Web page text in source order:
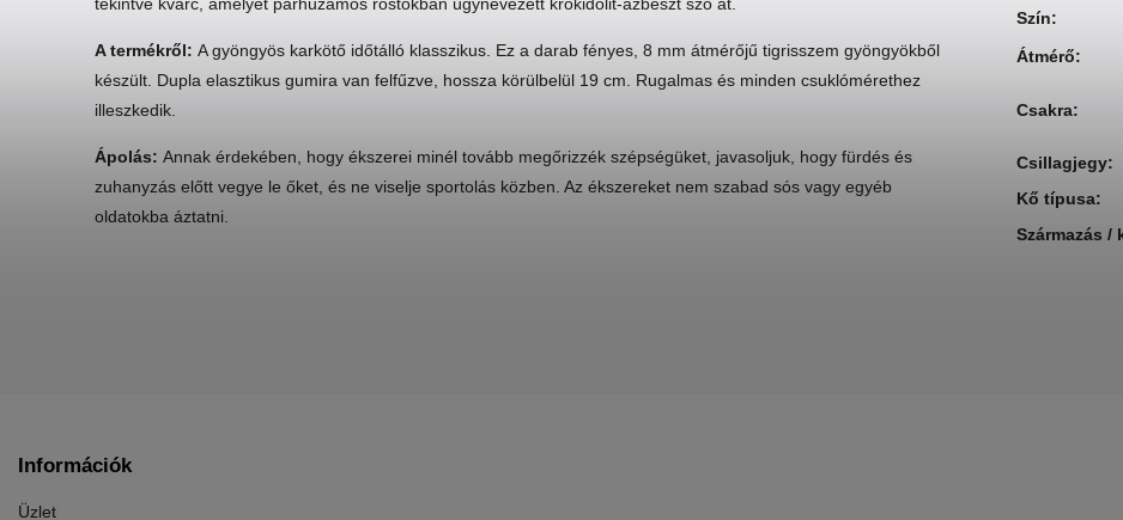
A termékről: A gyöngyös karkötő időtálló klasszikus. Ez a darab fényes, 8 mm átmérőjű tigrisszem gyöngyökből
készült. Dupla elasztikus gumira van felfűzve, hossza körülbelül 19 cm. Rugalmas és minden csuklómérethez
illeszkedik.
Ápolás: Annak érdekében, hogy ékszerei minél tovább megőrizzék szépségüket, javasoljuk, hogy fürdés és
zuhanyzás előtt vegye le őket, és ne viselje sportolás közben. Az ékszereket nem szabad sós vagy egyéb
oldatokba áztatni.
Szín:
Átmérő:
Csakra:
Csillagjegy:
Kő típusa:
Származás /
Információk
Üzlet